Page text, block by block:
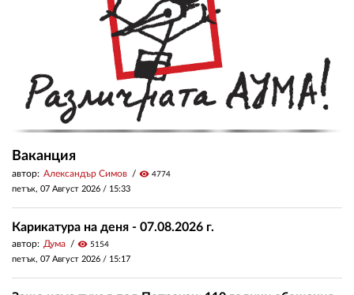
Ваканция
автор: Александър Симов visibility 4774
петък, 07 Август 2026 / 15:33
Карикатура на деня - 07.08.2026 г.
автор: Дума visibility 5154
петък, 07 Август 2026 / 15:17